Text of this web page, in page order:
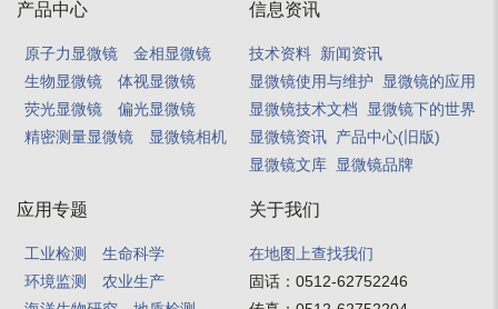
产品中心
原子力显微镜
金相显微镜
生物显微镜
体视显微镜
荧光显微镜
偏光显微镜
精密测量显微镜
显微镜相机
信息资讯
技术资料 新闻资讯
显微镜使用与维护
显微镜的应用
显微镜技术文档
显微镜下的世界
显微镜资讯 产品中心(旧版)
显微镜文库 显微镜品牌
应用专题
工业检测
生命科学
环境监测
农业生产
关于我们
在地图上查找我们
固话： 0512-62752246